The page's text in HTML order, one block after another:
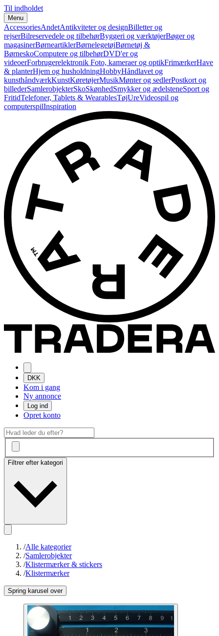
Til indholdet
Menu
AccessoriesAndetAntikviteter og designBilletter og
rejserBilreservedele og tilbehørByggeri og værktøjerBøger og
magasinerBørneartiklerBørnelegetøjBørnetøj &
BørneskoComputere og tilbehørDVD'er og
videoerForbrugerelektronik Foto, kameraer og optikFrimærkerHave
& planterHjem og husholdningHobbyHåndlavet og
kunsthåndværkKunstKøretøjerMusikMønter og sedlerPostkort og
billederSamlerobjekterSkoSkønhedSmykker og ædelsteneSport og
FritidTelefoner, Tablets & WearablesTøjUreVideospil og
computerspilInspiration
DKK
Kom i gang
Ny annonce
Log ind
Opret konto
Filtrer efter kategori
/Alle kategorier
/Samlerobjekter
/Klistermærker & stickers
/Klistermærker
Spring karusel over